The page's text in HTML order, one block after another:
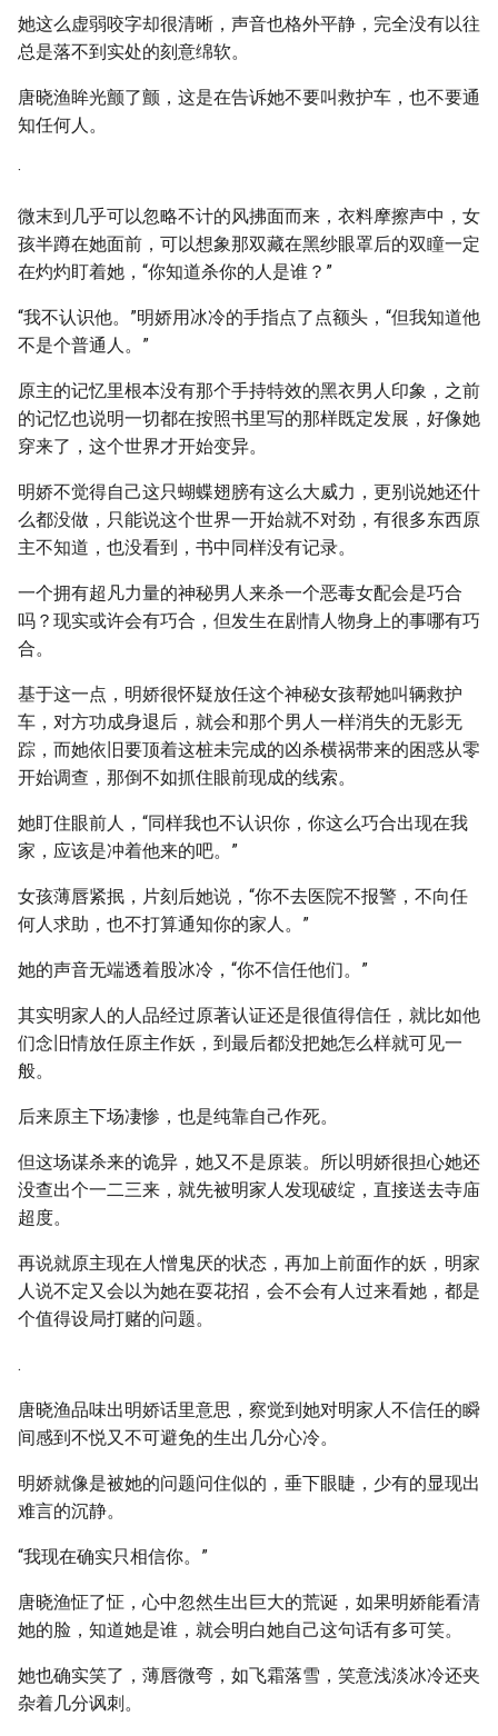
她这么虚弱咬字却很清晰，声音也格外平静，完全没有以往
总是落不到实处的刻意绵软。
唐晓渔眸光颤了颤，这是在告诉她不要叫救护车，也不要通
知任何人。
·
微末到几乎可以忽略不计的风拂面而来，衣料摩擦声中，女
孩半蹲在她面前，可以想象那双藏在黑纱眼罩后的双瞳一定
在灼灼盯着她，“你知道杀你的人是谁？”
“我不认识他。”明娇用冰冷的手指点了点额头，“但我知道他
不是个普通人。”
原主的记忆里根本没有那个手持特效的黑衣男人印象，之前
的记忆也说明一切都在按照书里写的那样既定发展，好像她
穿来了，这个世界才开始变异。
明娇不觉得自己这只蝴蝶翅膀有这么大威力，更别说她还什
么都没做，只能说这个世界一开始就不对劲，有很多东西原
主不知道，也没看到，书中同样没有记录。
一个拥有超凡力量的神秘男人来杀一个恶毒女配会是巧合
吗？现实或许会有巧合，但发生在剧情人物身上的事哪有巧
合。
基于这一点，明娇很怀疑放任这个神秘女孩帮她叫辆救护
车，对方功成身退后，就会和那个男人一样消失的无影无
踪，而她依旧要顶着这桩未完成的凶杀横祸带来的困惑从零
开始调查，那倒不如抓住眼前现成的线索。
她盯住眼前人，“同样我也不认识你，你这么巧合出现在我
家，应该是冲着他来的吧。”
女孩薄唇紧抿，片刻后她说，“你不去医院不报警，不向任
何人求助，也不打算通知你的家人。”
她的声音无端透着股冰冷，“你不信任他们。”
其实明家人的人品经过原著认证还是很值得信任，就比如他
们念旧情放任原主作妖，到最后都没把她怎么样就可见一
般。
后来原主下场凄惨，也是纯靠自己作死。
但这场谋杀来的诡异，她又不是原装。所以明娇很担心她还
没查出个一二三来，就先被明家人发现破绽，直接送去寺庙
超度。
再说就原主现在人憎鬼厌的状态，再加上前面作的妖，明家
人说不定又会以为她在耍花招，会不会有人过来看她，都是
个值得设局打赌的问题。
.
唐晓渔品味出明娇话里意思，察觉到她对明家人不信任的瞬
间感到不悦又不可避免的生出几分心冷。
明娇就像是被她的问题问住似的，垂下眼睫，少有的显现出
难言的沉静。
“我现在确实只相信你。”
唐晓渔怔了怔，心中忽然生出巨大的荒诞，如果明娇能看清
她的脸，知道她是谁，就会明白她自己这句话有多可笑。
她也确实笑了，薄唇微弯，如飞霜落雪，笑意浅淡冰冷还夹
杂着几分讽刺。